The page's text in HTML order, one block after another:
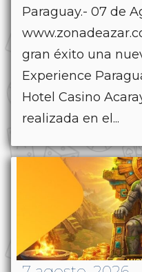
Paraguay.- 07 de
gran éxito una
Experience
Hotel Casino
realizada en el...